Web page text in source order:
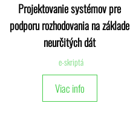
Projektovanie systémov pre
podporu rozhodovania na základe
neurčitých dát
e-skriptá
Viac info